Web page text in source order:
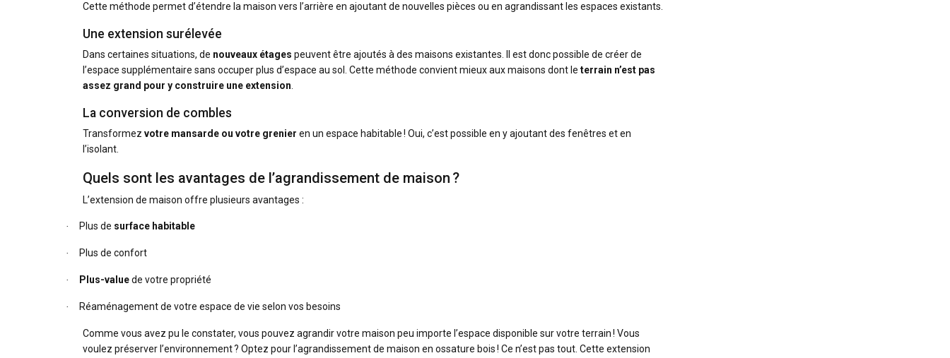
Cette méthode permet d’étendre la maison vers l’arrière en ajoutant de nouvelles pièces ou en agrandissant les espaces existants.
Une extension surélevée
Dans certaines situations, de nouveaux étages peuvent être ajoutés à des maisons existantes. Il est donc possible de créer de
l’espace supplémentaire sans occuper plus d’espace au sol. Cette méthode convient mieux aux maisons dont le terrain n’est pas
assez grand pour y construire une extension.
La conversion de combles
Transformez votre mansarde ou votre grenier en un espace habitable ! Oui, c’est possible en y ajoutant des fenêtres et en
l’isolant.
Quels sont les avantages de l’agrandissement de maison ?
L’extension de maison offre plusieurs avantages :
· Plus de surface habitable
· Plus de confort
· Plus-valuede votre propriété
· Réaménagement de votre espace de vie selon vos besoins
Comme vous avez pu le constater, vous pouvez agrandir votre maison peu importe l’espace disponible sur votre terrain ! Vous
voulez préserver l’environnement ? Optez pour l’agrandissement de maison en ossature bois ! Ce n’est pas tout. Cette extension